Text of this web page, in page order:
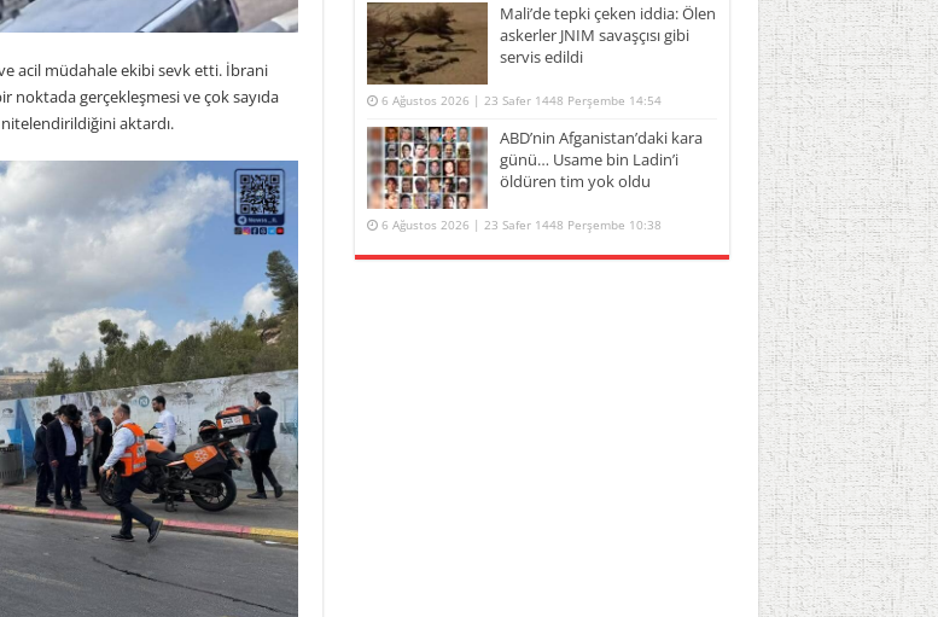
acil müdahale ekibi sevk etti. İbrani
noktada gerçekleşmesi ve çok sayıda
aktardı.
Mali’de tepki çeken iddia: Ölen
askerler JNIM savaşçısı gibi
servis edildi
6 Ağustos 2026 | 23 Safer 1448 Perşembe 14:54
ABD’nin Afganistan’daki kara
günü… Usame bin Ladin’i
öldüren tim yok oldu
6 Ağustos 2026 | 23 Safer 1448 Perşembe 10:38